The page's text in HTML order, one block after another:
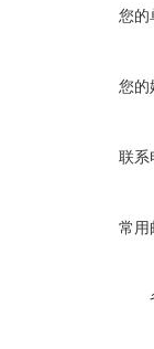
您的
您的
联系
常用